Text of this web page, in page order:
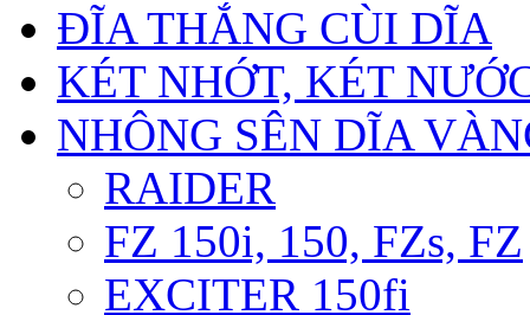
ĐĨA THẮNG CÙI DĨA
KÉT NHỚT, KÉT
NHÔNG SÊN DĨA
RAIDER
FZ 150i, 150, FZs, FZ
EXCITER 150fi